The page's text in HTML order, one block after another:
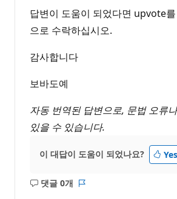
답변이 도움이 되었다면 upvote
으로 수락하십시오.
감사합니다
보바도예
자동 번역된 답변으로, 문법 오류
있을 수 있습니다.
이 대답이 도움이 되었나요? Yes
댓글 0개
설